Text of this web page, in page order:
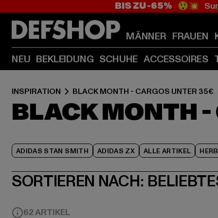
BIS ZU -65% 😲💥
MÄNNER FRAUEN
NEU BEKLEIDUNG SCHUHE ACCESSOIRES
INSPIRATION BLACK MONTH - CARGOS UNTER 35€
BLACK MONTH
ADIDAS STAN SMITH ADIDAS ZX ALLE ARTIKEL
SORTIEREN NACH:
62 ARTIKEL